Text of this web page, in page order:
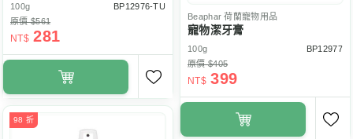
100g
BP12976-TU
原價 $561
NT$ 281
Beaphar 荷蘭寵物用品
寵物潔牙膏
100g
BP12977
原價 $405
NT$ 399
98 折